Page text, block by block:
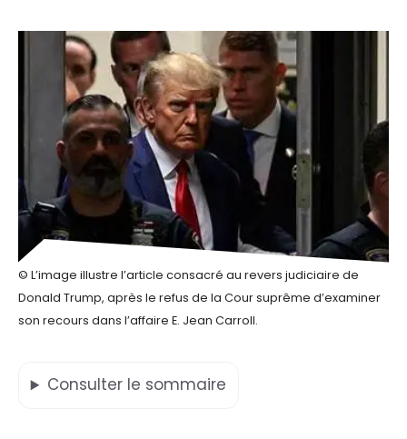
© L’image illustre l’article consacré au revers judiciaire de
Donald Trump, après le refus de la Cour suprême d’examiner
son recours dans l’affaire E. Jean Carroll.
Consulter le sommaire